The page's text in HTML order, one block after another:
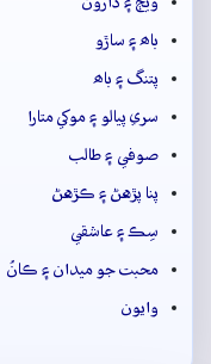
باھ ۽ ساڙو
پتنگ ۽ باھ
سري پيالو ۽ موکي متارا
صوفي ۽ طالب
پنا پڙهڻ ۽ ڪڙهڻ
سِڪ ۽ عاشقي
محبت جو ميدان ۽ ڪانُ
وايون